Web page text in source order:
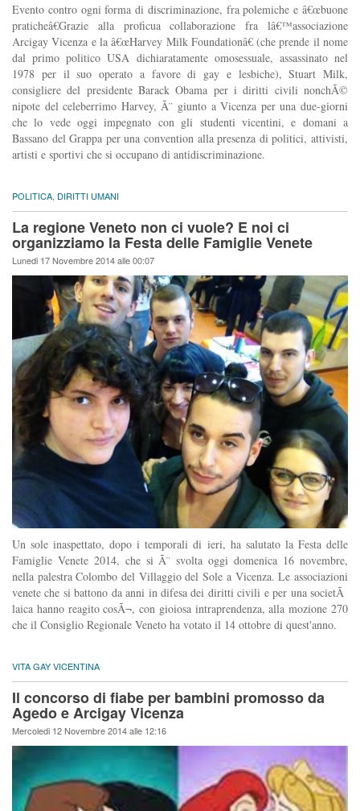
Evento contro ogni forma di discriminazione, fra polemiche e â€œbuone
praticheâ€Grazie alla proficua collaborazione fra lâ€™associazione
Arcigay Vicenza e la â€œHarvey Milk Foundationâ€ (che prende il nome
dal primo politico USA dichiaratamente omosessuale, assassinato nel
1978 per il suo operato a favore di gay e lesbiche), Stuart Milk,
consigliere del presidente Barack Obama per i diritti civili nonchÃ©
nipote del celeberrimo Harvey, Ã¨ giunto a Vicenza per una due-giorni
che lo vede oggi impegnato con gli studenti vicentini, e domani a
Bassano del Grappa per una convention alla presenza di politici, attivisti,
artisti e sportivi che si occupano di antidiscriminazione.
POLITICA DIRITTI UMANI
La regione Veneto non ci vuole? E noi ci
organizziamo la Festa delle Famiglie Venete
Lunedi 17 Novembre 2014 alle 00:07
Un sole inaspettato, dopo i temporali di ieri, ha salutato la Festa delle
Famiglie Venete 2014, che si Ã¨ svolta oggi domenica 16 novembre,
nella palestra Colombo del Villaggio del Sole a Vicenza. Le associazioni
venete che si battono da anni in difesa dei diritti civili e per una societÃ
laica hanno reagito cosÃ¬, con gioiosa intraprendenza, alla mozione 270
che il Consiglio Regionale Veneto ha votato il 14 ottobre di quest'anno.
VITA GAY VICENTINA
Il concorso di fiabe per bambini promosso da
Agedo e Arcigay Vicenza
Mercoledi 12 Novembre 2014 alle 12:16